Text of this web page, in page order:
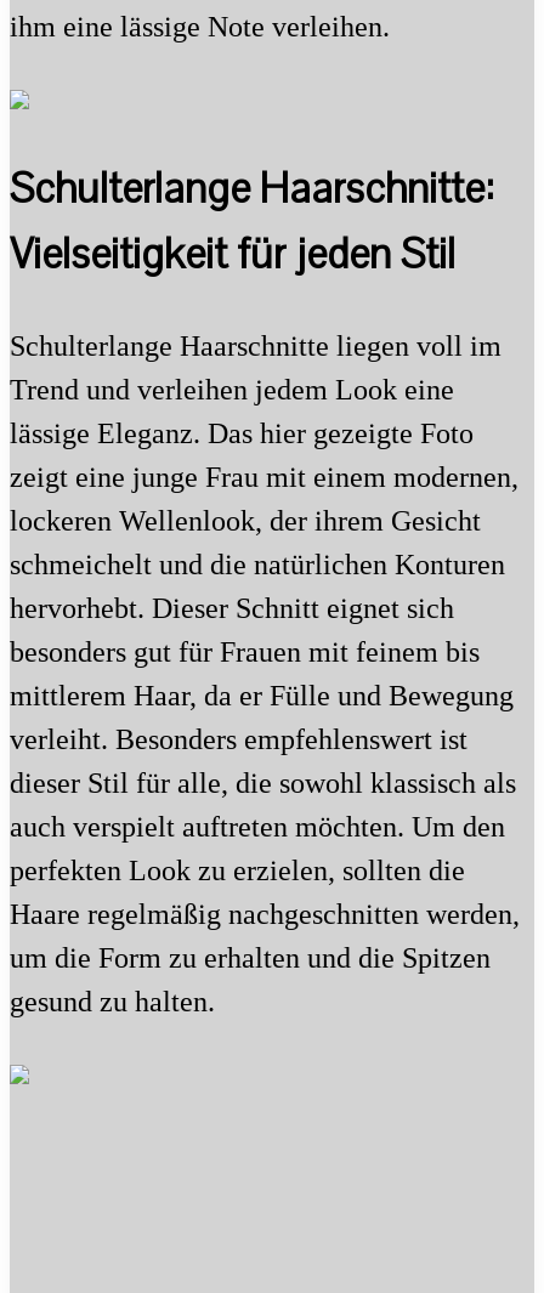
ihm eine lässige Note verleihen.
Schulterlange Haarschnitte:
Vielseitigkeit für jeden Stil
Schulterlange Haarschnitte liegen voll im
Trend und verleihen jedem Look eine
lässige Eleganz. Das hier gezeigte Foto
zeigt eine junge Frau mit einem modernen,
lockeren Wellenlook, der ihrem Gesicht
schmeichelt und die natürlichen Konturen
hervorhebt. Dieser Schnitt eignet sich
besonders gut für Frauen mit feinem bis
mittlerem Haar, da er Fülle und Bewegung
verleiht. Besonders empfehlenswert ist
dieser Stil für alle, die sowohl klassisch als
auch verspielt auftreten möchten. Um den
perfekten Look zu erzielen, sollten die
Haare regelmäßig nachgeschnitten werden,
um die Form zu erhalten und die Spitzen
gesund zu halten.